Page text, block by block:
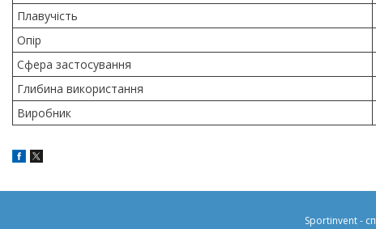
Плавучість
Опір
Сфера застосування
Глибина використання
Виробник